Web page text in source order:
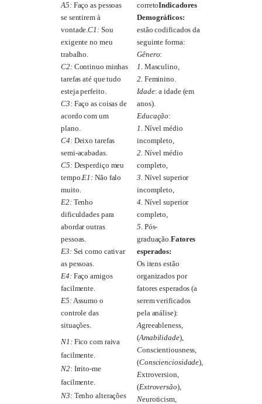
A5:Faço as pessoas
se sentirem à
vontade.C1:Sou
exigente no meu
trabalho.
C2:Continuo minhas
tarefas até que tudo
esteja perfeito.
C3:Faço as coisas de
acordo com um
plano.
C4:Deixo tarefas
semi-acabadas.
C5:Desperdiço meu
tempo. E1: Não falo
muito.
E2:Tenho
dificuldades para
abordar outras
pessoas.
E3:Sei como cativar
as pessoas.
E4:Faço amigos
facilmente.
E5:Assumo o
controle das
situações.
N1:Fico com raiva
facilmente.
N2:Irrito-me
facilmente.
N3:Tenho alterações
corretoIndicadores
Demográficos:
estão codificados da
seguinte forma:
Gênero:
1. Masculino,
2. Feminino.
Idade: a idade (em
anos).
Educação:
1. Nível médio
incompleto,
2. Nível médio
completo,
3. Nível superior
incompleto,
4. Nível superior
completo,
5. Pós-
graduação.Fatores
esperados:
Os itens estão
organizados por
fatores esperados (a
serem verificados
pela análise):
Agreeableness,
(Amabilidade),
Conscientiousness,
(Conscienciosidade),
Extroversion,
(Extroversão),
Neuroticism,